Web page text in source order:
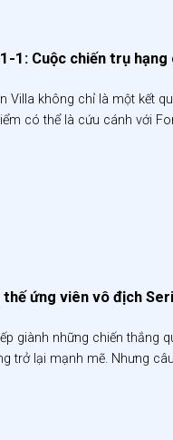
1: Cuộc chiến trụ hạng
Villa không chỉ là một kết
có thể là cứu cánh với
ứng viên vô địch
giành những chiến thắng
trở lại mạnh mẽ. Nhưng